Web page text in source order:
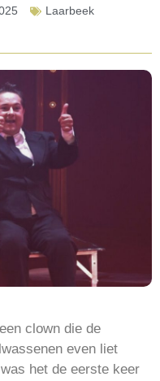
Laarbeek
clown die de
even liet
het de eerste keer